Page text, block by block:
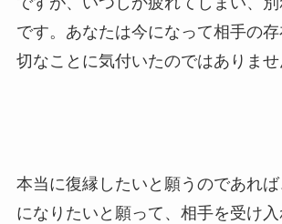
です。あなたは今になって相手の
切なことに気付いたのではありませ
本当に復縁したいと願うのであれば
になりたいと願って、相手を受け